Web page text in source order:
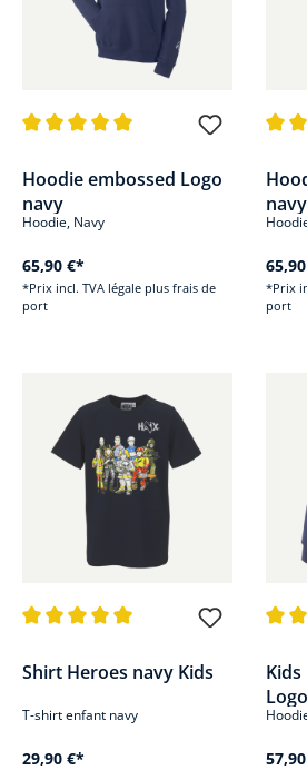
Hoodie embossed Logo
navy
Hoodie, Navy
65,90 €*
*Prix incl. TVA légale plus frais de
port
*Prix
port
Shirt Heroes navy Kids
T-shirt enfant navy
29,90 €*